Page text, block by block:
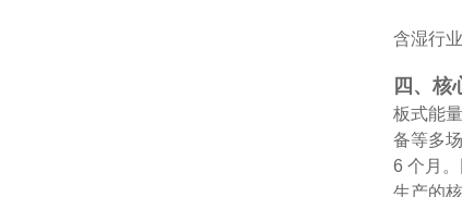
含湿行
四、核
板式能
备等多
6 个月
生产的